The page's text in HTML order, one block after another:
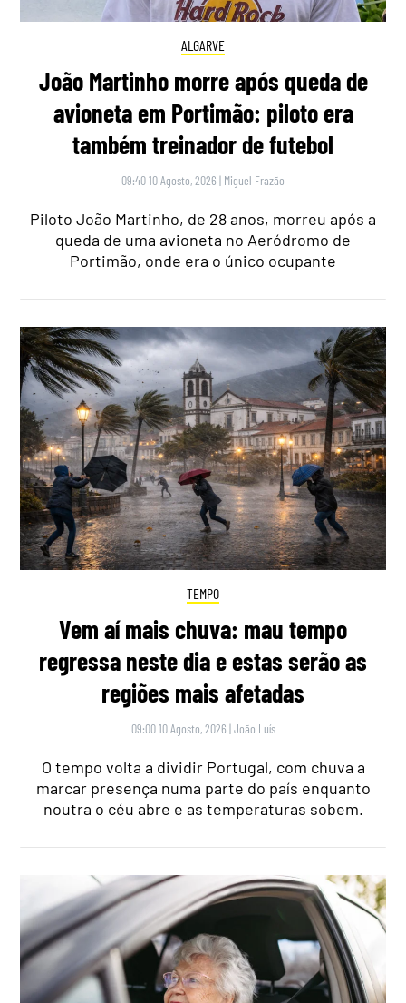
ALGARVE
João Martinho morre após queda de
avioneta em Portimão: piloto era
também treinador de futebol
09:40 10 Agosto, 2026 | Miguel Frazão
Piloto João Martinho, de 28 anos, morreu após a
queda de uma avioneta no Aeródromo de
Portimão, onde era o único ocupante
TEMPO
Vem aí mais chuva: mau tempo
regressa neste dia e estas serão as
regiões mais afetadas
09:00 10 Agosto, 2026 |João Luís
O tempo volta a dividir Portugal, com chuva a
marcar presença numa parte do país enquanto
noutra o céu abre e as temperaturas sobem.